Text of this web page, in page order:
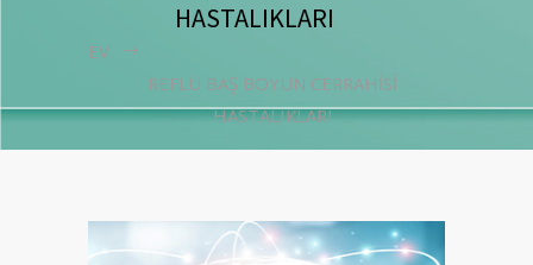
HASTALIKLARI
EV
REFLÜ BAŞ BOYUN CERRAHİSİ
HASTALIKLARI